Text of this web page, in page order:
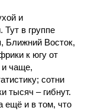
и
в группе
Ближний Восток,
к югу от
и чаще,
сотни
тысяч – гибнут.
ещё и в том, что